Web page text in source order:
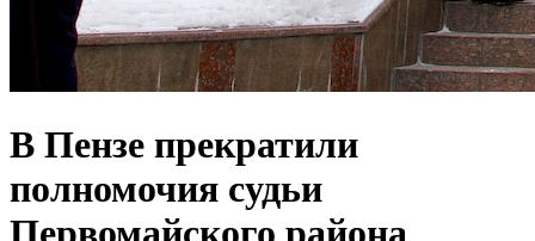
В Пензе прекратили
полномочия судьи
Первомайского района